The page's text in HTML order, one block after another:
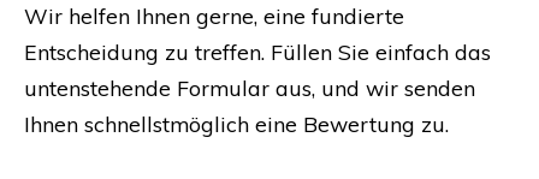
Wir helfen Ihnen gerne, eine fundierte
Entscheidung zu treffen. Füllen Sie einfach das
untenstehende Formular aus, und wir senden
Ihnen schnellstmöglich eine Bewertung zu.